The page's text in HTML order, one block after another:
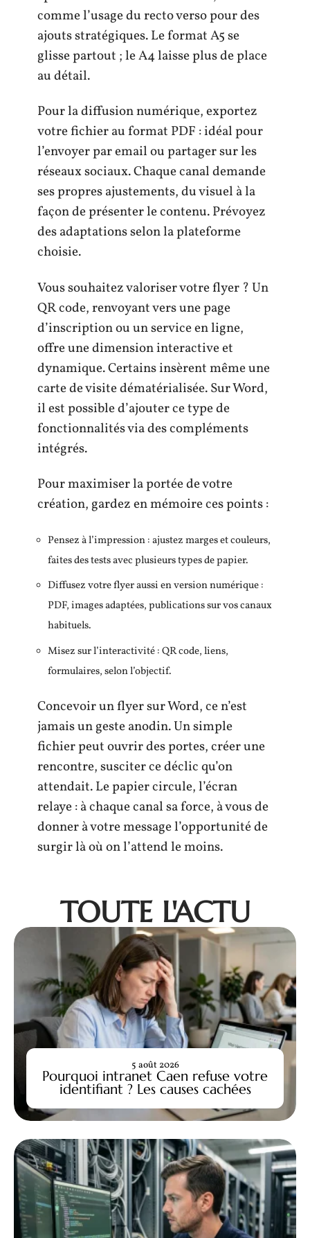
comme l’usage du recto verso pour des
ajouts stratégiques. Le format A5 se
glisse partout ; le A4 laisse plus de place
au détail.
Pour la diffusion numérique, exportez
votre fichier au format PDF : idéal pour
l’envoyer par email ou partager sur les
réseaux sociaux. Chaque canal demande
ses propres ajustements, du visuel à la
façon de présenter le contenu. Prévoyez
des adaptations selon la plateforme
choisie.
Vous souhaitez valoriser votre flyer ? Un
QR code, renvoyant vers une page
d’inscription ou un service en ligne,
offre une dimension interactive et
dynamique. Certains insèrent même une
carte de visite dématérialisée. Sur Word,
il est possible d’ajouter ce type de
fonctionnalités via des compléments
intégrés.
Pour maximiser la portée de votre
création, gardez en mémoire ces points :
Pensez à l’impression : ajustez marges et couleurs,
faites des tests avec plusieurs types de papier.
Diffusez votre flyer aussi en version numérique :
PDF, images adaptées, publications sur vos canaux
habituels.
Misez sur l’interactivité : QR code, liens,
formulaires, selon l’objectif.
Concevoir un flyer sur Word, ce n’est
jamais un geste anodin. Un simple
fichier peut ouvrir des portes, créer une
rencontre, susciter ce déclic qu’on
attendait. Le papier circule, l’écran
relaye : à chaque canal sa force, à vous de
donner à votre message l’opportunité de
surgir là où on l’attend le moins.
TOUTE L'ACTU
Pourquoi intranet Caen refuse votre
identifiant ? Les causes cachées
5 août 2026